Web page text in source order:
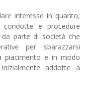
interesse in quanto,
e procedure
parte di società che
per sbarazzarsi
piacimento e in modo
addotte a